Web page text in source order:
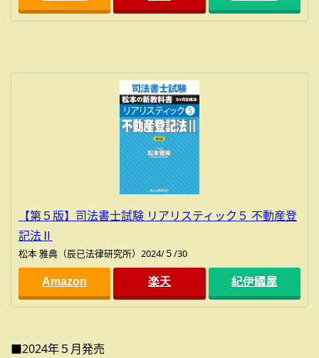
【第５版】司法書士試験 リアリスティック５ 不動産登
記法Ⅱ
松本 雅典（辰已法律研究所）2024/５/30
Amazon 楽天 紀伊國屋
■2024年５月発売